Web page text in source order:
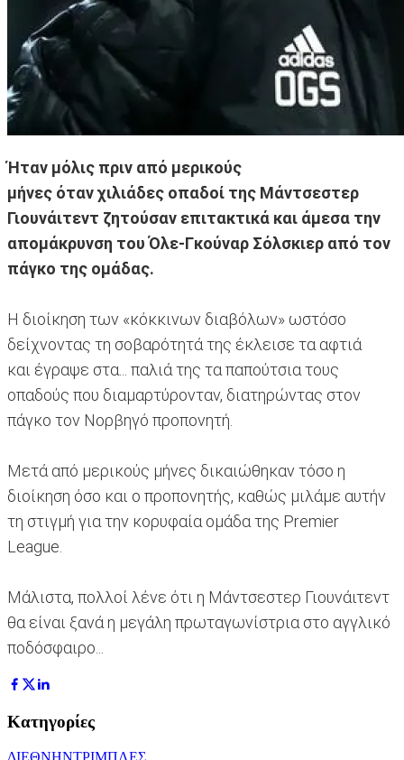
Ήταν μόλις πριν από μερικούς
μήνες όταν χιλιάδες οπαδοί της Μάντσεστερ
Γιουνάιτεντ ζητούσαν επιτακτικά και άμεσα την
απομάκρυνση του Όλε-Γκούναρ Σόλσκιερ από τον
πάγκο της ομάδας.
Η διοίκηση των «κόκκινων διαβόλων» ωστόσο
δείχνοντας τη σοβαρότητά της έκλεισε τα αφτιά
και έγραψε στα... παλιά της τα παπούτσια τους
οπαδούς που διαμαρτύρονταν, διατηρώντας στον
πάγκο τον Νορβηγό προπονητή.
Μετά από μερικούς μήνες δικαιώθηκαν τόσο η
διοίκηση όσο και ο προπονητής, καθώς μιλάμε αυτήν
τη στιγμή για την κορυφαία ομάδα της Premier
League.
Μάλιστα, πολλοί λένε ότι η Μάντσεστερ Γιουνάιτεντ
θα είναι ξανά η μεγάλη πρωταγωνίστρια στο αγγλικό
ποδόσφαιρο...
Κατηγορίες
ΔΙΕΘΝΗΝΤΡΙΜΠΛΕΣ